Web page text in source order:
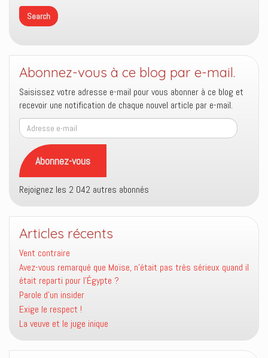
Abonnez-vous à ce blog par e-mail.
Saisissez votre adresse e-mail pour vous abonner à ce blog et
recevoir une notification de chaque nouvel article par e-mail.
Adresse
e-
mail
Abonnez-vous
Rejoignez les 2 042 autres abonnés
Articles récents
Vent contraire
Avez-vous remarqué que Moïse, n’était pas très sérieux quand il
était reparti pour l’Égypte ?
Parole d’un insider
Exige le respect !
La veuve et le juge inique